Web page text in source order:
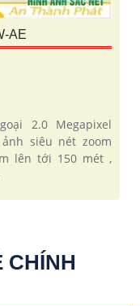
AE
2.0 Megapixel
ảnh siêu nét zoom
lên tới 150 mét ,
CHÍNH